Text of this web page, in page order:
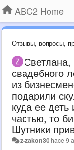
ABC2 Home
Отзывы, вопросы,
свадебного
из
подарили
куда ее
частью, то
Шутники
z-zakon30 hace 9